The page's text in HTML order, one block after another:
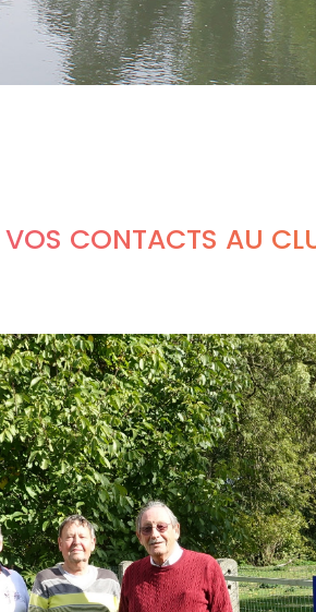
VOS CONTACTS AU